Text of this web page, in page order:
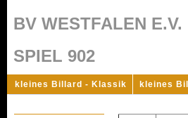
BV WESTFALEN E.V.
SPIEL 902
kleines Billard - Klassik kleines